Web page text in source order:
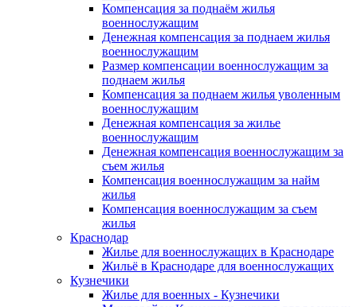
Компенсация за поднаём жилья
военнослужащим
Денежная компенсация за поднаем жилья
военнослужащим
Размер компенсации военнослужащим за
поднаем жилья
Компенсация за поднаем жилья уволенным
военнослужащим
Денежная компенсация за жилье
военнослужащим
Денежная компенсация военнослужащим за
съем жилья
Компенсация военнослужащим за найм
жилья
Компенсация военнослужащим за съем
жилья
Краснодар
Жилье для военнослужащих в Краснодаре
Жильё в Краснодаре для военнослужащих
Кузнечики
Жилье для военных - Кузнечики